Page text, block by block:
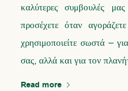
καλύτερες συμβουλές
προσέχετε όταν
χρησιμοποιείτε σωστά –
σας, αλλά και για τον
Read more